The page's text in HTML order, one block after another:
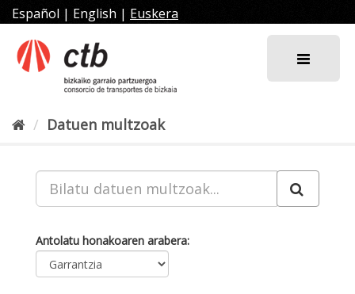
Joan
edukira
Español | English | Euskera
Datuen multzoak
Antolatu honakoaren arabera